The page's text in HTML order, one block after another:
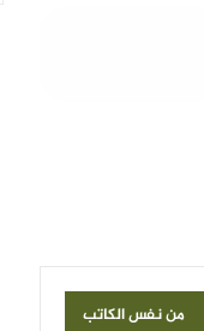
من نفس الكاتب